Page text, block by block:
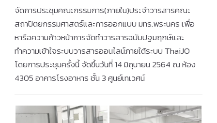
จัดการประชุมคณะกรรมการ(ภายใน)ประจำวารสารคณะ
สถาปัตยกรรมศาสตร์และการออกแบบ มทร.พระนคร เพื่อ
หารือความก้าวหน้าการจัดทำวารสารฉบับปฐมฤกษ์และ
ทำความเข้าใจระบบวารสารออนไลน์ภายใต้ระบบ ThaiJO
โดยการประชุมครั้งนี้ จัดขึ้นวันที่ 14 มิถุนายน 2564 ณ ห้อง
4305 อาคารโรงอาหาร ชั้น 3 ศูนย์เทเวศน์